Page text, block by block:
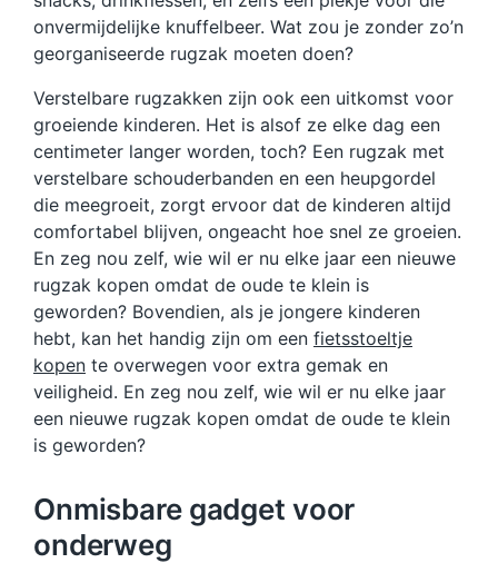
onvermijdelijke knuffelbeer. Wat zou je zonder zo’n
georganiseerde rugzak moeten doen?
Verstelbare rugzakken zijn ook een uitkomst voor
groeiende kinderen. Het is alsof ze elke dag een
centimeter langer worden, toch? Een rugzak met
verstelbare schouderbanden en een heupgordel
die meegroeit, zorgt ervoor dat de kinderen altijd
comfortabel blijven, ongeacht hoe snel ze groeien.
En zeg nou zelf, wie wil er nu elke jaar een nieuwe
rugzak kopen omdat de oude te klein is
geworden? Bovendien, als je jongere kinderen
hebt, kan het handig zijn om een fietsstoeltje
kopen te overwegen voor extra gemak en
veiligheid. En zeg nou zelf, wie wil er nu elke jaar
een nieuwe rugzak kopen omdat de oude te klein
is geworden?
Onmisbare gadget voor
onderweg